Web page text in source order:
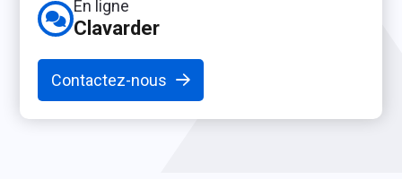
En ligne
Clavarder
Contactez-nous